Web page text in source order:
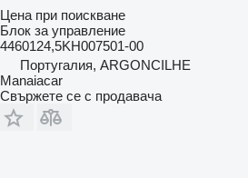
Цена при поискване
Блок за управление
4460124,5KH007501-00
Португалия, ARGONCILHE
Manaiacar
Свържете се с продавача